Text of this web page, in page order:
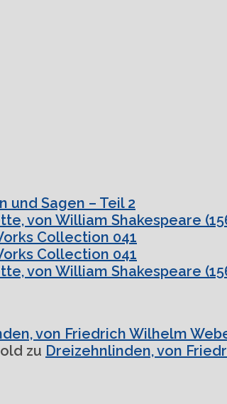
und Sagen – Teil 2
von William Shakespeare
Collection 041
Collection 041
von William Shakespeare
von Friedrich Wilhelm
zu Dreizehnlinden, von